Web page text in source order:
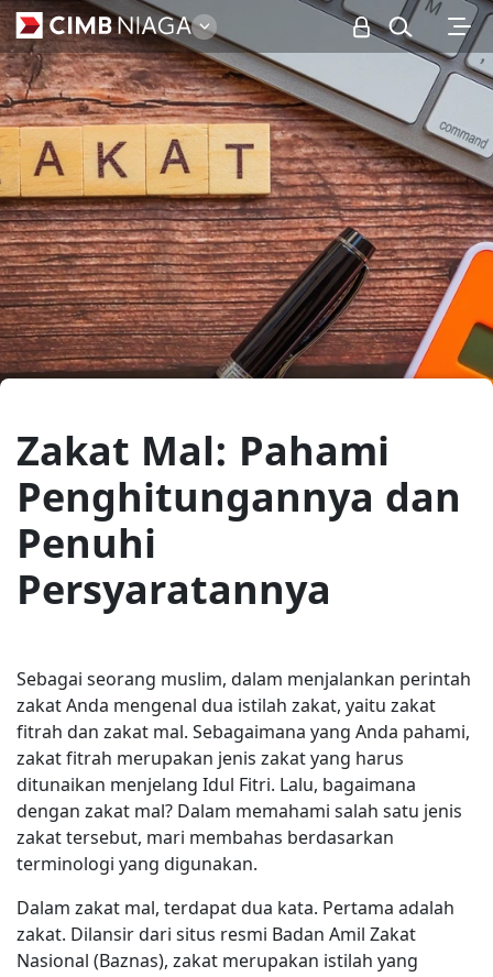
Personal
Zakat Mal: Pahami
Penghitungannya dan
Penuhi
Persyaratannya
Sebagai seorang muslim, dalam menjalankan perintah
zakat Anda mengenal dua istilah zakat, yaitu zakat
fitrah dan zakat mal. Sebagaimana yang Anda pahami,
zakat fitrah merupakan jenis zakat yang harus
ditunaikan menjelang Idul Fitri. Lalu, bagaimana
dengan zakat mal? Dalam memahami salah satu jenis
zakat tersebut, mari membahas berdasarkan
terminologi yang digunakan.
Dalam zakat mal, terdapat dua kata. Pertama adalah
zakat. Dilansir dari situs resmi Badan Amil Zakat
Nasional (Baznas), zakat merupakan istilah yang